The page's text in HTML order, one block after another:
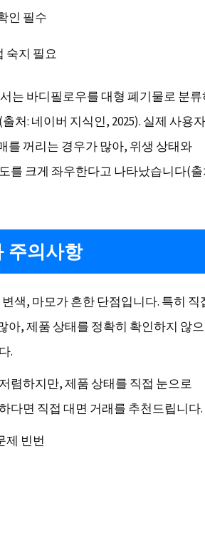
인 필수
숙지 필요
는 바디필로우를 대형 폐기물로 분류
처: 네이버 지식인, 2025). 실제 사용자
를 꺼리는 경우가 많아, 위생 상태와
를 크게 좌우한다고 나타났습니다(출
주의사항
색, 마모가 흔한 단점입니다. 특히 직
, 제품 상태를 정확히 확인하지 않
.
렴하지만, 제품 상태를 직접 눈으로
다면 직접 대면 거래를 추천드립니다.
제 빈번